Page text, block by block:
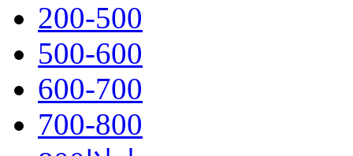
200-500
500-600
600-700
700-800